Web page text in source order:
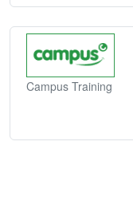
Campus Training